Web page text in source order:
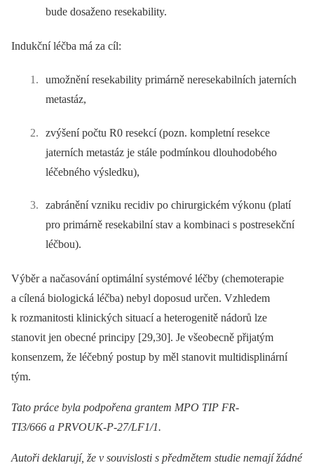
bude dosaženo resekability.
Indukční léčba má za cíl:
umožnění resekability primárně neresekabilních jaterních
metastáz,
zvýšení počtu R0 resekcí (pozn. kompletní resekce
jaterních metastáz je stále podmínkou dlouhodobého
léčebného výsledku),
zabránění vzniku recidiv po chirurgickém výkonu (platí
pro primárně resekabilní stav a kombinaci s postresekční
léčbou).
Výběr a načasování optimální systémové léčby (chemoterapie
a cílená biologická léčba) nebyl doposud určen. Vzhledem
k rozmanitosti klinických situací a heterogenitě nádorů lze
stanovit jen obecné principy [29,30]. Je všeobecně přijatým
konsenzem, že léčebný postup by měl stanovit multidisplinární
tým.
Tato práce byla podpořena grantem MPO TIP FR-
TI3/666 a PRVOUK-P-27/LF1/1.
Autoři deklarují, že v souvislosti s předmětem studie nemají žádné